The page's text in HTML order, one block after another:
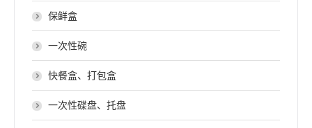
保鲜盒
一次性碗
快餐盒、打包盒
一次性碟盘、托盘